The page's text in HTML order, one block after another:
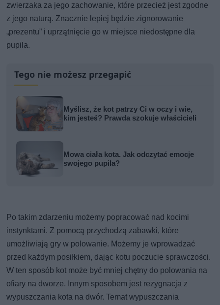
zwierzaka za jego zachowanie, które przecież jest zgodne
z jego naturą. Znacznie lepiej będzie zignorowanie
„prezentu” i uprzątnięcie go w miejsce niedostępne dla
pupila.
Tego nie możesz przegapić
Myślisz, że kot patrzy Ci w oczy i wie,
kim jesteś? Prawda szokuje właścicieli
Mowa ciała kota. Jak odczytać emocje
swojego pupila?
Po takim zdarzeniu możemy popracować nad kocimi
instynktami. Z pomocą przychodzą zabawki, które
umożliwiają gry w polowanie. Możemy je wprowadzać
przed każdym posiłkiem, dając kotu poczucie sprawczości.
W ten sposób kot może być mniej chętny do polowania na
ofiary na dworze. Innym sposobem jest rezygnacja z
wypuszczania kota na dwór. Temat wypuszczania